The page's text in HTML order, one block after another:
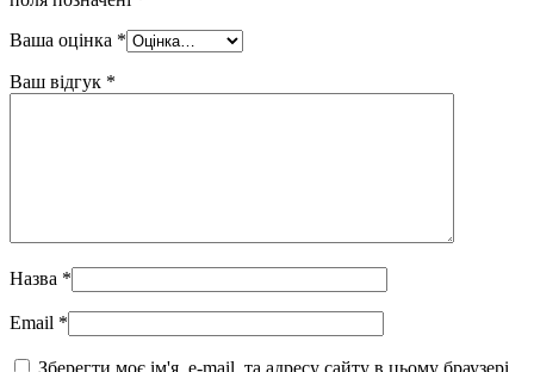
Ваша оцінка *
Ваш відгук *
Назва *
Email *
Зберегти моє ім'я, e-mail, та адресу сайту в цьому браузері